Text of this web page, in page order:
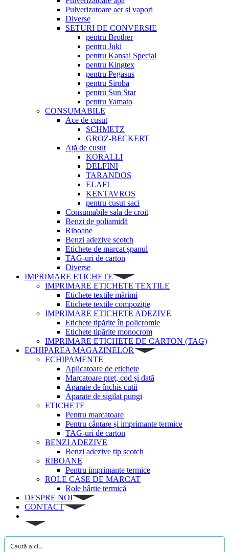
Pulverizatoare aer și vapori
Diverse
SETURI DE CONVERSIE
pentru Brother
pentru Juki
pentru Kansai Special
pentru Kingtex
pentru Pegasus
pentru Siruba
pentru Sun Star
pentru Yamato
CONSUMABILE
Ace de cusut
SCHMETZ
GROZ-BECKERT
Ață de cusut
KORALLI
DELFINI
TARANDOS
ELAFI
KENTAVROS
pentru cusut saci
Consumabile sala de croit
Benzi de poliamidă
Riboane
Benzi adezive scotch
Etichete de marcat șpanul
TAG-uri de carton
Diverse
IMPRIMARE ETICHETE
IMPRIMARE ETICHETE TEXTILE
Etichete textile mărimi
Etichete textile compoziție
IMPRIMARE ETICHETE ADEZIVE
Etichete tipărite în policromie
Etichete tipărite monocrom
IMPRIMARE ETICHETE DE CARTON (TAG)
ECHIPAREA MAGAZINELOR
ECHIPAMENTE
Aplicatoare de etichete
Marcatoare preț, cod și dată
Aparate de închis cutii
Aparate de sigilat pungi
ETICHETE
Pentru marcatoare
Pentru cântare și imprimante termice
TAG-uri de carton
BENZI ADEZIVE
Benzi adezive tip scotch
RIBOANE
Pentru imprimante termice
ROLE CASE DE MARCAT
Role hârtie termică
DESPRE NOI
CONTACT